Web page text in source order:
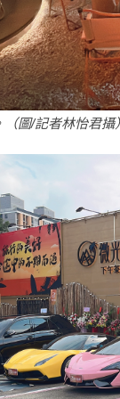
圖/記者林怡君攝